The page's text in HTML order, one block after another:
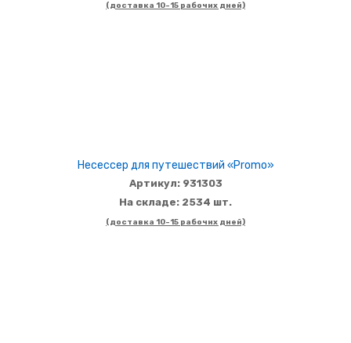
(доставка 10-15 рабочих дней)
Несессер для путешествий «Promo»
Артикул: 931303
На складе: 2534 шт.
(доставка 10-15 рабочих дней)